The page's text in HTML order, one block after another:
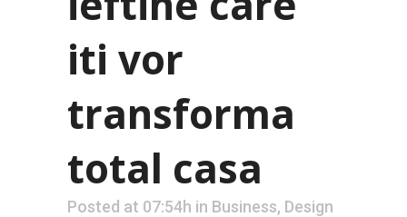
iti vor
transforma
total casa
Posted at 07:54h in Business, Design